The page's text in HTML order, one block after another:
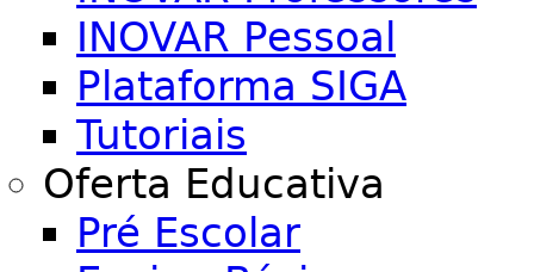
INOVAR Pessoal
Plataforma SIGA
Tutoriais
Oferta Educativa
Pré Escolar